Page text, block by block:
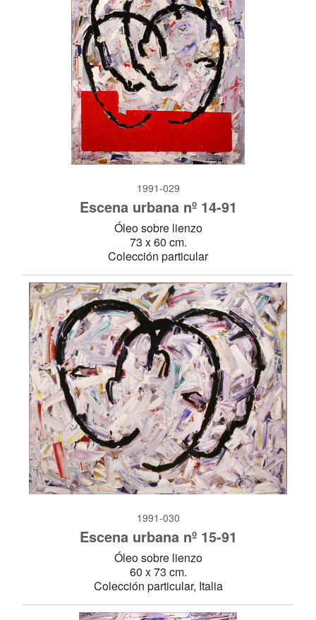
1991-029
Escena urbana nº 14-91
Óleo sobre lienzo
73 x 60 cm.
Colección particular
1991-030
Escena urbana nº 15-91
Óleo sobre lienzo
60 x 73 cm.
Colección particular, Italia